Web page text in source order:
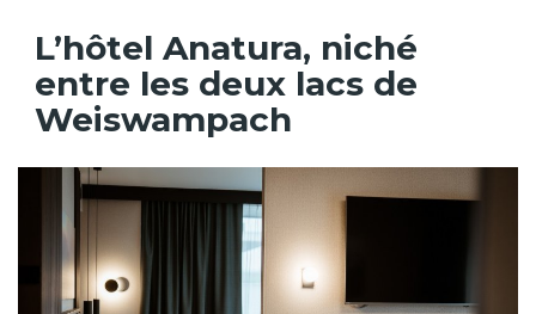
L’hôtel Anatura, niché
entre les deux lacs de
Weiswampach